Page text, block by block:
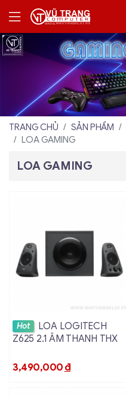
TRANG CHỦ SẢN PHẨM
LOA GAMING
LOA GAMING
Xem chi tiết
Hot
LOA LOGITECH
Z625 2.1 ÂM THANH THX
3,490,000đ